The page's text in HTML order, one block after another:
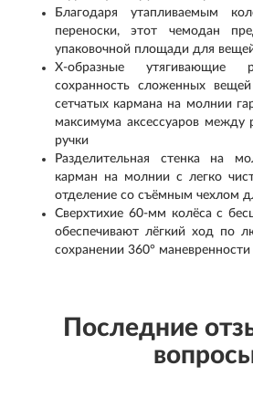
Благодаря утапливаемым
переноски, этот чемодан
упаковочной площади для
X-образные утягивающие
сохранность сложенных
сетчатых кармана на молнии
максимума аксессуаров между
ручки
Разделительная стенка на
карман на молнии с легко
отделение со съёмным чехлом
Сверхтихие 60-мм колёса с
обеспечивают лёгкий ход по
сохранении 360° маневренности
Последние